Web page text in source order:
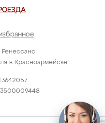
в Красноармейске.